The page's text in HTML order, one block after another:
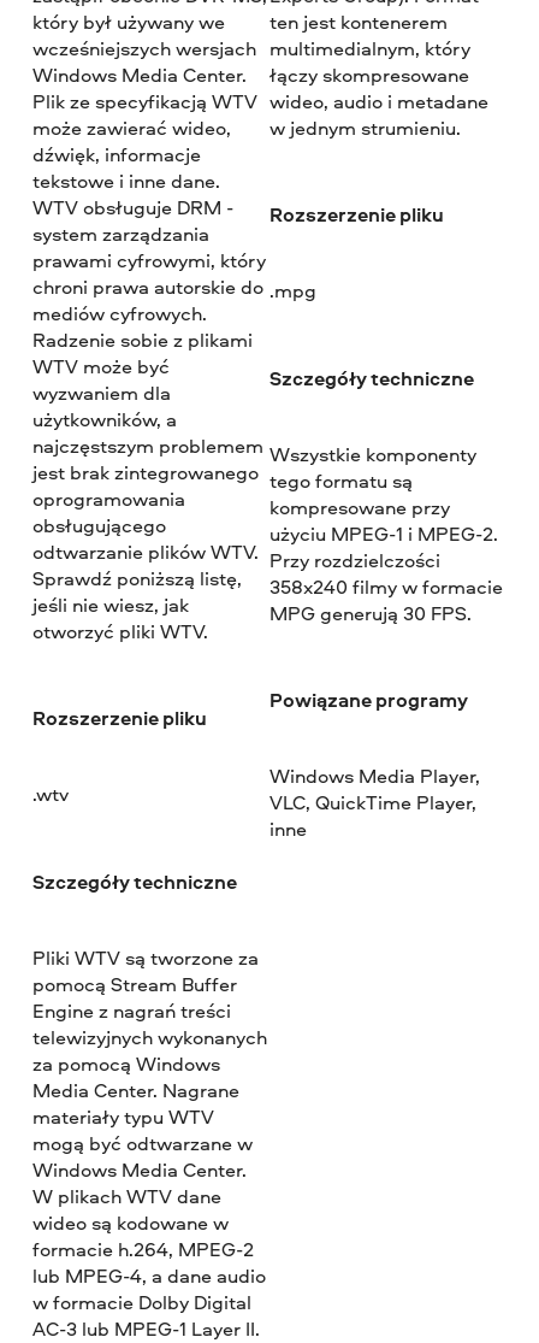
który był używany we
wcześniejszych wersjach
Windows Media Center.
Plik ze specyfikacją WTV
może zawierać wideo,
dźwięk, informacje
tekstowe i inne dane.
WTV obsługuje DRM -
system zarządzania
prawami cyfrowymi, który
chroni prawa autorskie do
mediów cyfrowych.
Radzenie sobie z plikami
WTV może być
wyzwaniem dla
użytkowników, a
najczęstszym problemem
jest brak zintegrowanego
oprogramowania
obsługującego
odtwarzanie plików WTV.
Sprawdź poniższą listę,
jeśli nie wiesz, jak
otworzyć pliki WTV.
Rozszerzenie pliku
.wtv
Szczegóły techniczne
Pliki WTV są tworzone za
pomocą Stream Buffer
Engine z nagrań treści
telewizyjnych wykonanych
za pomocą Windows
Media Center. Nagrane
materiały typu WTV
mogą być odtwarzane w
Windows Media Center.
W plikach WTV dane
wideo są kodowane w
formacie h.264, MPEG-2
lub MPEG-4, a dane audio
w formacie Dolby Digital
AC-3 lub MPEG-1 Layer II.
ten jest kontenerem
multimedialnym, który
łączy skompresowane
wideo, audio i metadane
w jednym strumieniu.
Rozszerzenie pliku
.mpg
Szczegóły techniczne
Wszystkie komponenty
tego formatu są
kompresowane przy
użyciu MPEG-1 i MPEG-2.
Przy rozdzielczości
358x240 filmy w formacie
MPG generują 30 FPS.
Powiązane programy
Windows Media Player,
VLC, QuickTime Player,
inne